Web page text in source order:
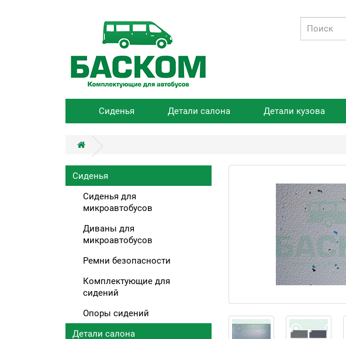
Сиденья Детали салона Детали кузова
Сиденья
Сиденья для
микроавтобусов
Диваны для
микроавтобусов
Ремни безопасности
Комплектующие для
сидений
Опоры сидений
Детали салона